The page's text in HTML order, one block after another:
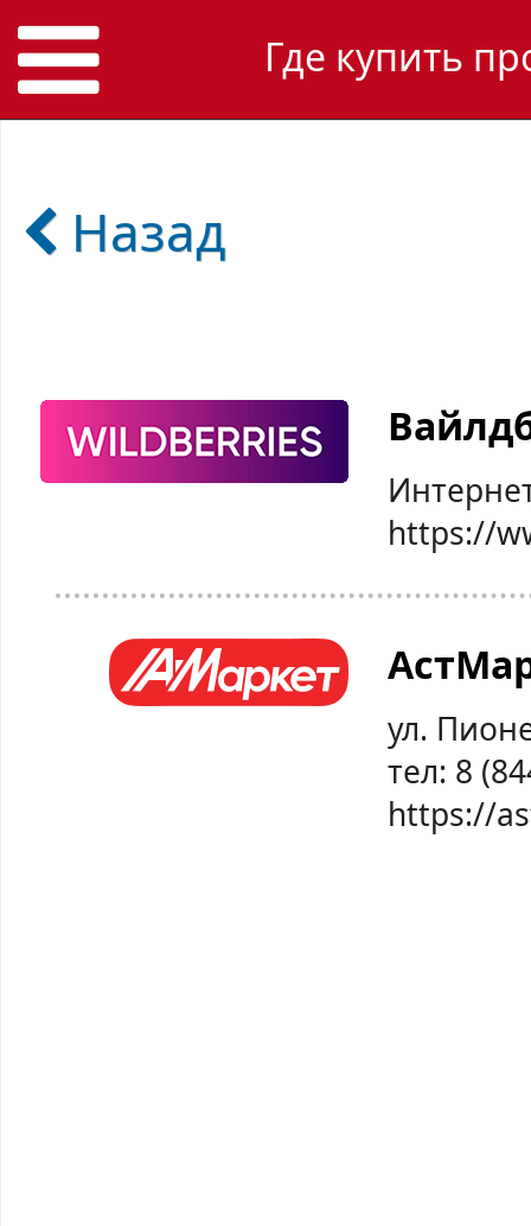
Где купить
Назад
https://
ул.
тел: 8
https://